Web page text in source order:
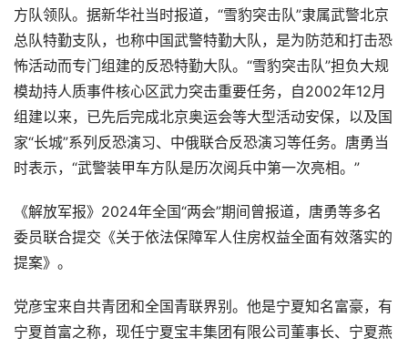
方队领队。据新华社当时报道，“雪豹突击队”隶属武警北京
总队特勤支队，也称中国武警特勤大队，是为防范和打击恐
怖活动而专门组建的反恐特勤大队。“雪豹突击队”担负大规
模劫持人质事件核心区武力突击重要任务，自2002年12月
组建以来，已先后完成北京奥运会等大型活动安保，以及国
家“长城”系列反恐演习、中俄联合反恐演习等任务。唐勇当
时表示，“武警装甲车方队是历次阅兵中第一次亮相。”
《解放军报》2024年全国“两会”期间曾报道，唐勇等多名
委员联合提交《关于依法保障军人住房权益全面有效落实的
提案》。
党彦宝来自共青团和全国青联界别。他是宁夏知名富豪，有
宁夏首富之称，现任宁夏宝丰集团有限公司董事长、宁夏燕